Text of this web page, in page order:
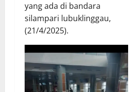
yang ada di bandara
silampari lubuklinggau,
(21/4/2025).